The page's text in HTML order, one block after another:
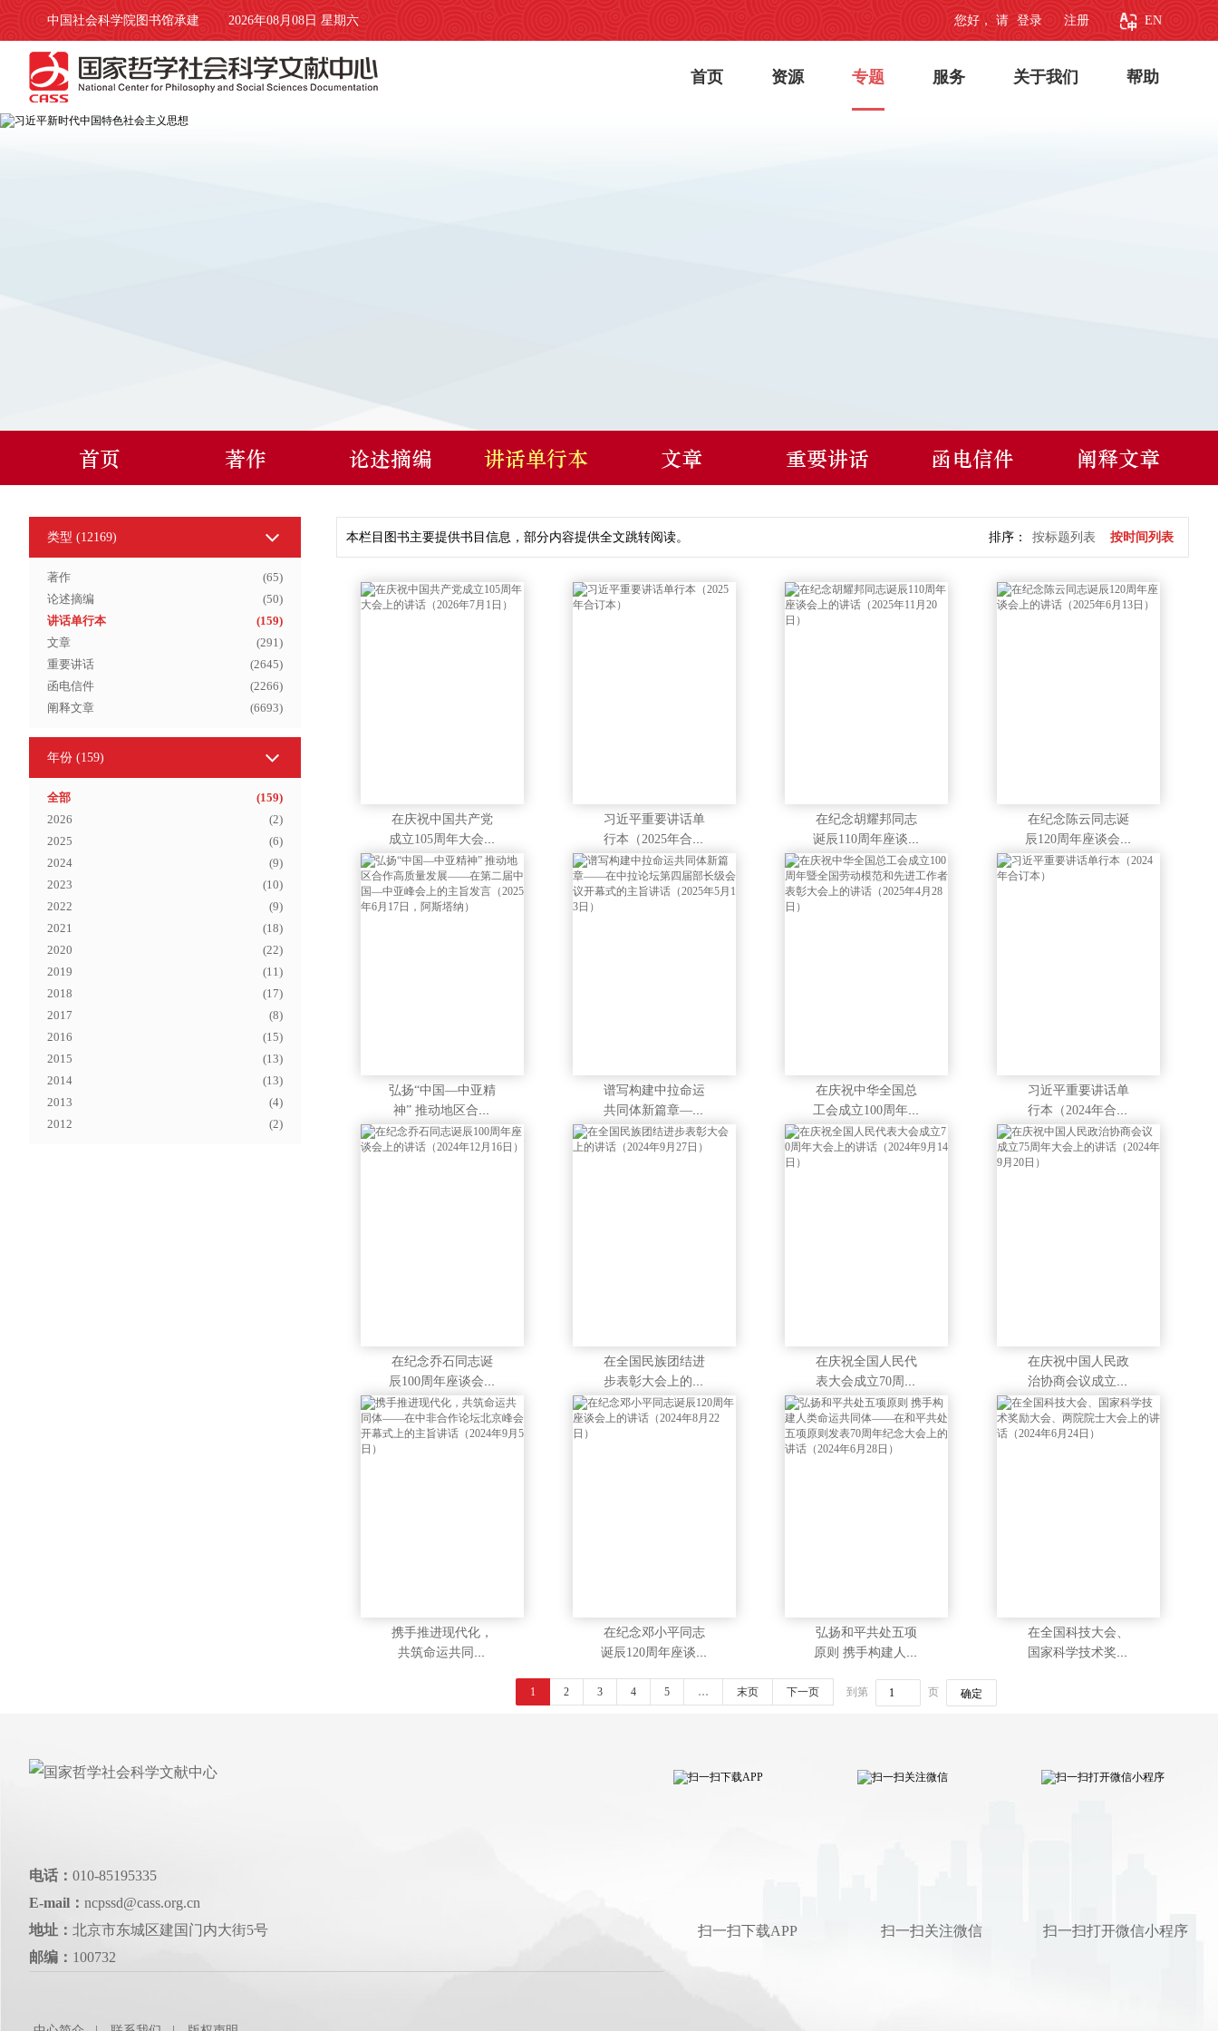
您好， 请 登录 注册 EN
2026年08月08日 星期六
中国社会科学院图书馆承建
首页 资源 专题 服务 关于我们 帮助
首页 著作 论述摘编 讲话单行本 文章 重要讲话 函电信件 阐释文章
类型 (12169)
著作 (65)
论述摘编
(50)
讲话单行本
(159)
文章
(291)
重要讲话
(2645)
函电信件
(2266)
阐释文章
(6693)
年份 (159)
全部 (159)
2026
(2)
2025
(6)
2024
(9)
2023
(10)
2022
(9)
2021
(18)
2020
(22)
2019
(11)
2018
(17)
2017
(8)
2016
(15)
2015
(13)
2014
(13)
2013
(4)
2012
(2)
本栏目图书主要提供书目信息，部分内容提供全文跳转阅读。 排序： 按标题列表 按时间列表
在庆祝中国共产党
成立105周年大会上
的讲话（2026年7月
1日）
习近平重要讲话单
行本（2025年合订
本）
在纪念胡耀邦同志
诞辰110周年座谈会
上的讲话（2025年1
1月20日）
在纪念陈云同志诞
辰120周年座谈会上
的讲话（2025年6月
弘扬“中国—中亚精
神” 推动地区合作
高质量发展——在
第二届中国—中亚
谱写构建中拉命运
共同体新篇章——
在中拉论坛第四届
部长级会议开幕式
在庆祝中华全国总
工会成立100周年暨
全国劳动模范和先
进工作者表彰大会
习近平重要讲话单
行本（2024年合订
本）
在纪念乔石同志诞
辰100周年座谈会上
的讲话（2024年12
月16日）
在全国民族团结进
步表彰大会上的讲
话（2024年9月27
日）
在庆祝全国人民代
表大会成立70周年
大会上的讲话（202
4年9月14日）
在庆祝中国人民政
治协商会议成立75
周年大会上的讲话
（2024年9月20日）
携手推进现代化，
共筑命运共同体
在纪念邓小平同志
诞辰120周年座谈会
月22日）
弘扬和平共处五项
原则 携手构建人类
和平共处五项原则
在全国科技大会、
国家科学技术奖励
1 2 3 4 5 … 末页 下一页 到第 页 确定
电话： 010-85195335
E-mail： ncpssd@cass.org.cn
地址： 北京市东城区建国门内大街5号
邮编： 100732
扫一扫打开微信小程序
扫一扫关注微信
扫一扫下载APP